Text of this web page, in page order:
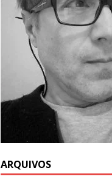
ARQUIVOS